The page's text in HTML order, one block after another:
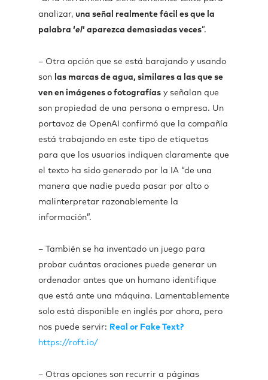
analizar, una señal realmente fácil es que la
palabra ‘el‘ aparezca demasiadas veces”.
– Otra opción que se está barajando y usando
son las marcas de agua, similares a las que se
ven en imágenes o fotografías y señalan que
son propiedad de una persona o empresa. Un
portavoz de OpenAI confirmó que la compañía
está trabajando en este tipo de etiquetas
para que los usuarios indiquen claramente que
el texto ha sido generado por la IA “de una
manera que nadie pueda pasar por alto o
malinterpretar razonablemente la
información”.
– También se ha inventado un juego para
probar cuántas oraciones puede generar un
ordenador antes que un humano identifique
que está ante una máquina. Lamentablemente
solo está disponible en inglés por ahora, pero
nos puede servir: Real or Fake Text?
https://roft.io/
– Otras opciones son recurrir a páginas